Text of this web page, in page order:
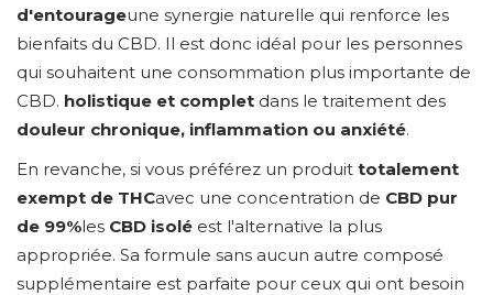
d'entourageune synergie naturelle qui renforce les
bienfaits du CBD. Il est donc idéal pour les personnes
qui souhaitent une consommation plus importante de
CBD. holistique et complet dans le traitement des
douleur chronique, inflammation ou anxiété.
En revanche, si vous préférez un produit totalement
exempt de THCavec une concentration de CBD pur
de 99%les CBD isolé est l'alternative la plus
appropriée. Sa formule sans aucun autre composé
supplémentaire est parfaite pour ceux qui ont besoin